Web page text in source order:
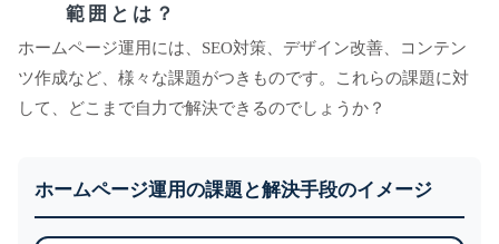
範囲とは？
ホームページ運用には、SEO対策、デザイン改善、コンテン
ツ作成など、様々な課題がつきものです。これらの課題に対
して、どこまで自力で解決できるのでしょうか？
ホームページ運用の課題と解決手段のイメージ